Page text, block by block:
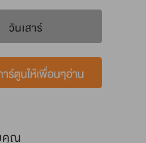
วันเสาร์
คุณ